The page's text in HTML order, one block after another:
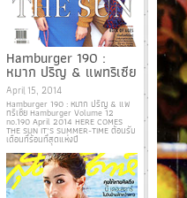
Hamburger 190 :
หมาก ปริญ & แพทริเซีย
April 15, 2014
Hamburger 190 : หมาก ปริญ & แพ
ทริเซีย Hamburger Volume 12
no.190 April 2014 HERE COMES
THE SUN IT’S SUMMER-TIME ต้อนรับ
เดือนที่ร้อนที่สุดแห่งปี